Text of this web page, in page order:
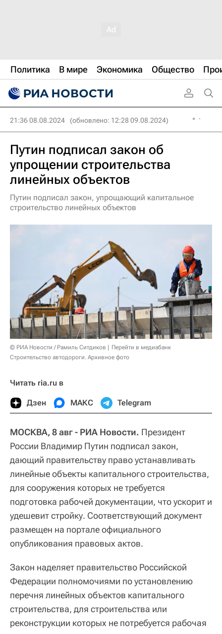
Политика В мире Экономика Общество
21:36 08.08.2024 (обновлено: 12:28 09.08.2024)
Путин подписал закон об
упрощении строительства
линейных объектов
Путин подписал закон, упрощающий капитальное
строительство линейных объектов
© РИА Новости / Рамиль Ситдиков
Перейти в медиабанк
Строительство автодороги. Архивное фото
Читать ria.ru в
Дзен МАКС Telegram
МОСКВА, 8 авг - РИА Новости. Президент
России Владимир Путин подписал закон,
дающий правительству право устанавливать
линейные объекты капитального строительства,
для сооружения которых не требуется
подготовка рабочей документации, что ускорит и
удешевит стройку. Соответствующий документ
размещен на портале официального
опубликования правовых актов.
Закон наделяет правительство Российской
Федерации полномочиями по установлению
перечня линейных объектов капитального
строительства, для строительства или
реконструкции которых не потребуется рабочая